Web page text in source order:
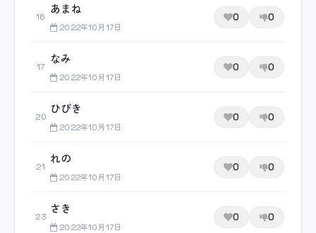
16
あまね
2022年10月17日
0 0
17
なみ
2022年10月17日
0 0
20
ひびき
2022年10月17日
0 0
21
れの
2022年10月17日
0 0
23
さき
2022年10月17日
0 0